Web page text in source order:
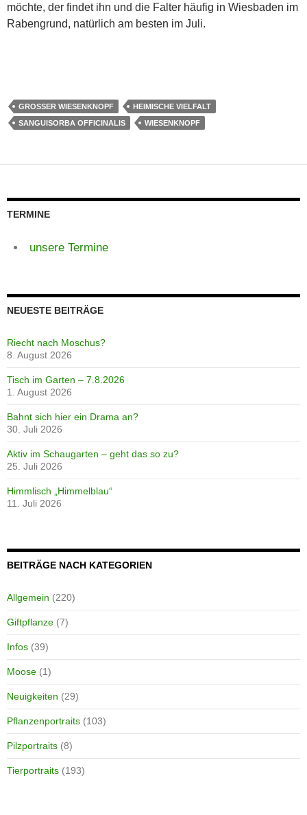
möchte, der findet ihn und die Falter häufig in Wiesbaden im
Rabengrund, natürlich am besten im Juli.
GROSSER WIESENKNOPF
HEIMISCHE VIELFALT
SANGUISORBA OFFICINALIS
WIESENKNOPF
TERMINE
unsere Termine
NEUESTE BEITRÄGE
Riecht nach Moschus?
8. August 2026
Tisch im Garten – 7.8.2026
1. August 2026
Bahnt sich hier ein Drama an?
30. Juli 2026
Aktiv im Schaugarten – geht das so zu?
25. Juli 2026
Himmlisch „Himmelblau“
11. Juli 2026
BEITRÄGE NACH KATEGORIEN
Allgemein (220)
Giftpflanze (7)
Infos (39)
Moose (1)
Neuigkeiten (29)
Pflanzenportraits (103)
Pilzportraits (8)
Tierportraits (193)